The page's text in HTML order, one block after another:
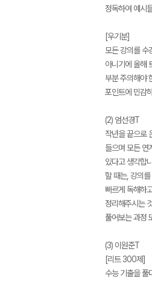
정독하여 예시
[우기분]
모든 강의를 수
아니기에 올해
부분 주의해야
포인트에 민감
(2) 엄선경T
작년을 끝으로
들으며 모든 연
있다고 생각합
할 때는, 강의
빠르게 독해하
정리해주시는
풀어보는 과정
(3) 이원준T
[리트 300제]
수능 기출을 풀